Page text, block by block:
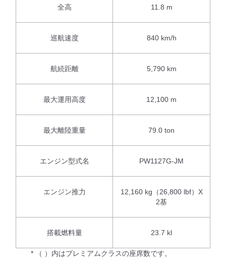
全高 11.8 m
巡航速度 840 km/h
航続距離 5,790 km
最大運用高度 12,100 m
最大離陸重量 79.0 ton
エンジン型式名 PW1127G-JM
エンジン推力
12,160 kg（26,800 lbf）X
2基
搭載燃料量 23.7 kl
* （ ）内はプレミアムクラスの座席数です。